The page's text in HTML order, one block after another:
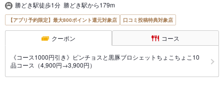
勝どき駅徒歩1分 勝どき駅から179m
【アプリ予約限定】最大800ポイント還元対象店 口コミ投稿特典対象店
クーポン コース
《コース1000円引き》ピンチョスと黒豚ブロシェットちょこちょこ10
品コース（4,900円→3,900円）